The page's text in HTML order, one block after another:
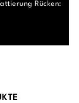
Rücken: